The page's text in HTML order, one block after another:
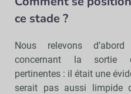
ce stade ?
Nous relevons
concernant la sortie
pertinentes : il était une
serait pas aussi limpide